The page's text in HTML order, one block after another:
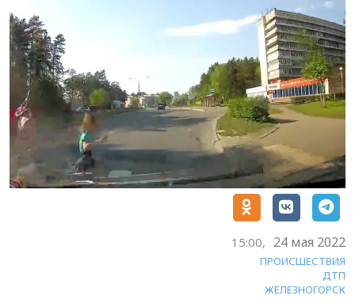
15:00, 24 мая 2022
ПРОИСШЕСТВИЯ
ДТП
ЖЕЛЕЗНОГОРСК